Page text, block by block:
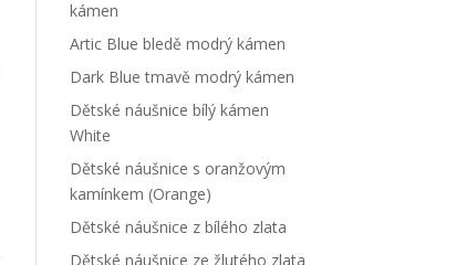
kámen
Artic Blue bledě modrý kámen
Dark Blue tmavě modrý kámen
Dětské náušnice bílý kámen
White
Dětské náušnice s oranžovým
kamínkem (Orange)
Dětské náušnice z bílého zlata
Dětské náušnice ze žlutého zlata